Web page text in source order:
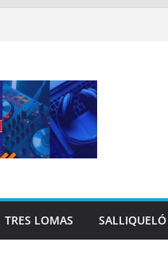
TRES LOMAS SALLIQUELÓ